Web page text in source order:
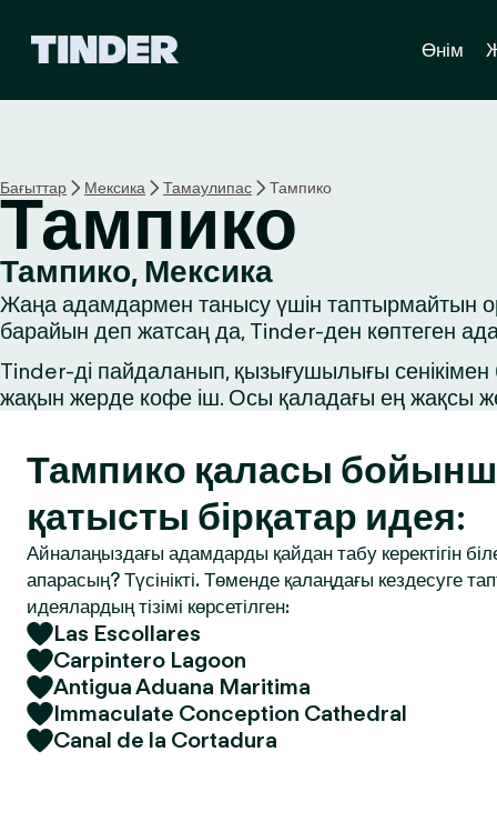
H
o
m
Өнім
Бағыттар Мексика Тамаулипас Тампико
Тампико
Тампико, Мексика
Жаңа адамдармен танысу үшін таптырмайтын
барайын деп жатсаң да, Tinder-ден көптеген
Tinder-ді пайдаланып, қызығушылығы сенікімен
жақын жерде кофе іш. Осы қаладағы ең жақсы
Тампико қаласы
қатысты бірқатар идея:
Айналаңыздағы адамдарды қайдан табу керектігін
апарасың? Түсінікті. Төменде қалаңдағы кездесуге
идеялардың тізімі көрсетілген:
Las Escollares
Carpintero Lagoon
Antigua Aduana Maritima
Immaculate Conception Cathedral
Canal de la Cortadura